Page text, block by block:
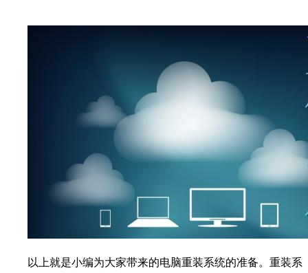
以上就是小编为大家带来的电脑重装系统的准备。重装系